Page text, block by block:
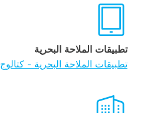
تطبيقات الملاحة البحرية
تطبيقات الملاحة البحرية - كتالوج